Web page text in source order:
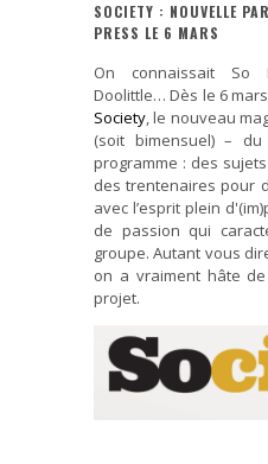
SOCIETY : NOUVELLE
PRESS LE 6 MARS
On connaissait So
Doolittle… Dès le 6
Society, le nouveau
(soit bimensuel) –
programme : des
des trentenaires pour
avec l’esprit plein
de passion qui
groupe. Autant vous
on a vraiment hâte
projet.